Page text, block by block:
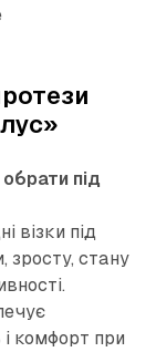
обрати під
візки під
зросту, стану
комфорт при